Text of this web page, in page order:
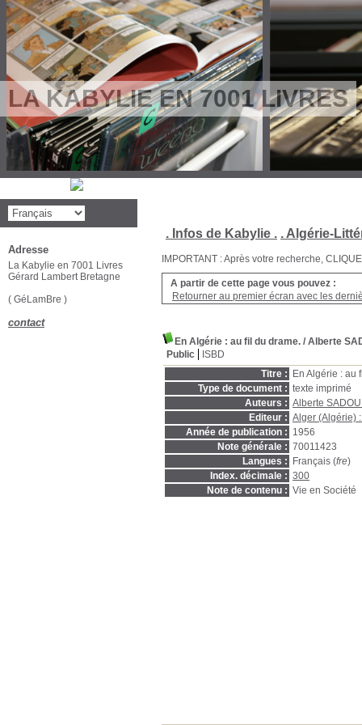
LA KABYLIE EN 7001 LIVRES
. Infos de Kabylie . . Algérie-
IMPORTANT : Après votre recherche,
A partir de cette page vous pouvez :
Retourner au premier écran avec les
En Algérie : au fil du drame. / Alberte
Public
ISBD
Titre :
En Algérie : au
Type de document : texte imprimé
Auteurs : Alberte
Editeur : Alger (Algérie)
Année de publication : 1956
Note générale : 70011423
Langues :
Français (fre)
Index. décimale : 300
Note de contenu : Vie en Société
Adresse
La Kabylie en 7001 Livres
Gérard Lambert Bretagne
( GéLamBre )
contact